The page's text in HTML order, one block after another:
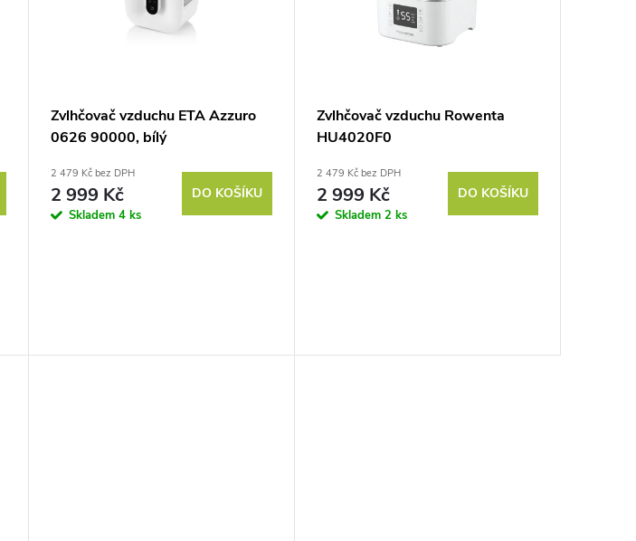
Zvlhčovač vzduchu ETA Azzuro
0626 90000, bílý
2 479 Kč bez DPH
2 999 Kč
Skladem 4 ks
DO KOŠÍKU
Zvlhčovač vzduchu Rowenta
HU4020F0
2 479 Kč bez DPH
2 999 Kč
Skladem 2 ks
DO KOŠÍKU